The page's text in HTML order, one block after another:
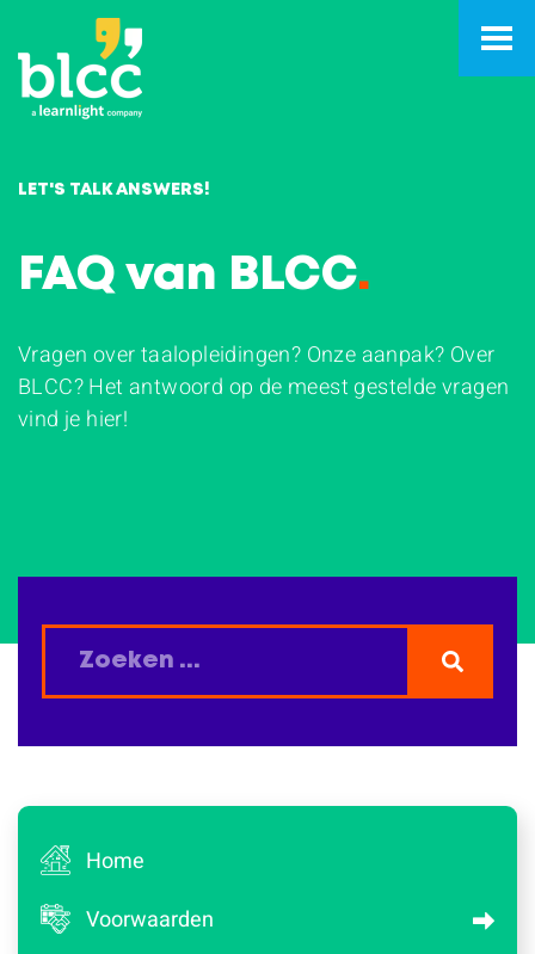
LET'S TALK ANSWERS!
FAQ van BLCC.
Vragen over taalopleidingen? Onze aanpak? Over
BLCC? Het antwoord op de meest gestelde vragen
vind je hier!
Home
Voorwaarden